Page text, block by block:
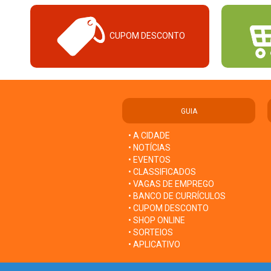
CUPOM DESCONTO
GUIA
• A CIDADE
• NOTÍCIAS
• EVENTOS
• CLASSIFICADOS
• VAGAS DE EMPREGO
• BANCO DE CURRÍCULOS
• CUPOM DESCONTO
• SHOP ONLINE
• SORTEIOS
• APLICATIVO